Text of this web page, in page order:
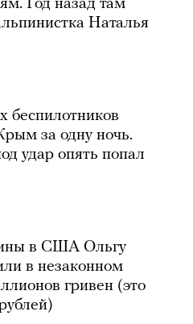
Год назад там
Наталья
беспилотников
за одну ночь.
удар опять попал
в США Ольгу
в незаконном
гривен (это